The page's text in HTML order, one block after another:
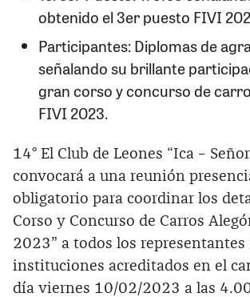
obtenido el 3er puesto FIVI
Participantes: Diplomas de
señalando su brillante
gran corso y concurso de
FIVI 2023.
14° El Club de Leones “Ica –
convocará a una reunión
obligatorio para coordinar los
Corso y Concurso de Carros
2023” a todos los representantes
instituciones acreditados en el
día viernes 10/02/2023 a las